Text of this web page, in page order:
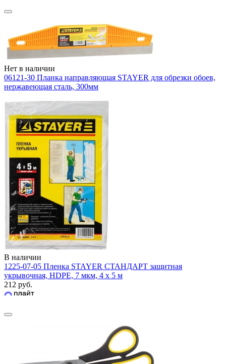
Нет в наличии
06121-30 Планка направляющая STAYER для обрезки обоев,
нержавеющая сталь, 300мм
В наличии
1225-07-05 Пленка STAYER СТАНДАРТ защитная
укрывочная, HDPE, 7 мкм, 4 х 5 м
212 руб.